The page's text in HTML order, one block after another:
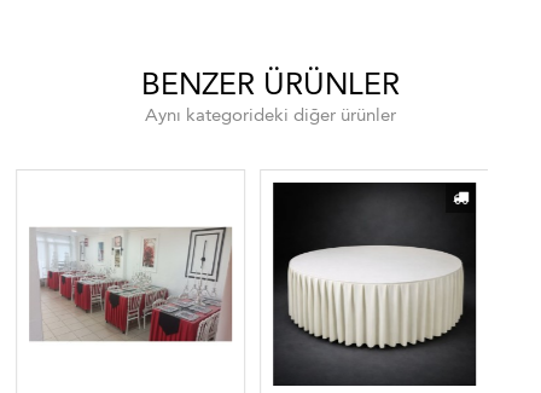
BENZER ÜRÜNLER
Aynı kategorideki diğer ürünler